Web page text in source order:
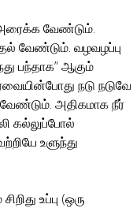
அரைக்க வேண்டும்.
வேண்டும். வழவழப்பு
பந்தாக” ஆகும்
நடு நடுவே
அதிகமாக நீர்
கல்லுப்போல்
உளுந்து
உப்பு (ஒரு